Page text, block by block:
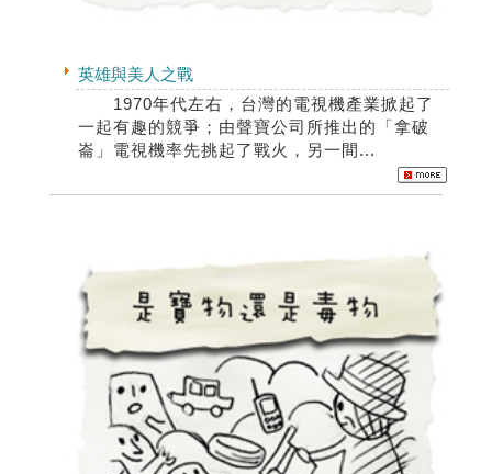
英雄與美人之戰
1970年代左右，台灣的電視機產業掀起了
一起有趣的競爭；由聲寶公司所推出的「拿破
崙」電視機率先挑起了戰火，另一間...